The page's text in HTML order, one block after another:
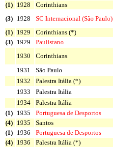
(1) 1928 Corinthians
(3) 1928 SC Internacional (São Paulo)
(1) 1929 Corinthians (*)
(3) 1929 Paulistano
1930
Corinthians
1931
São Paulo
1932
Palestra Itália (*)
1933
Palestra Itália
1934
Palestra Itália
(1) 1935 Portuguesa de Desportos
(4) 1935 Santos
(1) 1936 Portuguesa de Desportos
(4) 1936 Palestra Itália (*)